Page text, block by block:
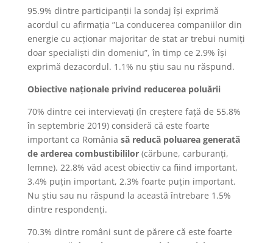
95.9% dintre participanții la sondaj își exprimă
acordul cu afirmația ”La conducerea companiilor din
energie cu acționar majoritar de stat ar trebui numiți
doar specialiști din domeniu”, în timp ce 2.9% își
exprimă dezacordul. 1.1% nu știu sau nu răspund.
Obiective naționale privind reducerea poluării
70% dintre cei intervievați (în creștere față de 55.8%
în septembrie 2019) consideră că este foarte
important ca România să reducă poluarea generată
de arderea combustibililor(cărbune, carburanți,
lemne). 22.8% văd acest obiectiv ca fiind important,
3.4% puțin important, 2.3% foarte puțin important.
Nu știu sau nu răspund la această întrebare 1.5%
dintre respondenți.
70.3% dintre români sunt de părere că este foarte